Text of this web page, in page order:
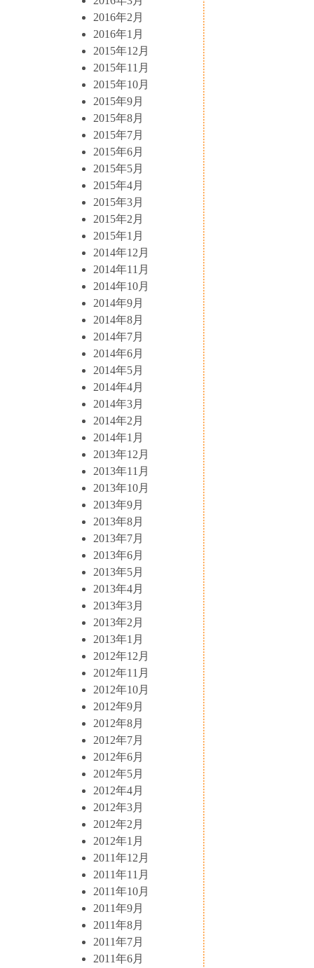
2016年2月
2016年1月
2015年12月
2015年11月
2015年10月
2015年9月
2015年8月
2015年7月
2015年6月
2015年5月
2015年4月
2015年3月
2015年2月
2015年1月
2014年12月
2014年11月
2014年10月
2014年9月
2014年8月
2014年7月
2014年6月
2014年5月
2014年4月
2014年3月
2014年2月
2014年1月
2013年12月
2013年11月
2013年10月
2013年9月
2013年8月
2013年7月
2013年6月
2013年5月
2013年4月
2013年3月
2013年2月
2013年1月
2012年12月
2012年11月
2012年10月
2012年9月
2012年8月
2012年7月
2012年6月
2012年5月
2012年4月
2012年3月
2012年2月
2012年1月
2011年12月
2011年11月
2011年10月
2011年9月
2011年8月
2011年7月
2011年6月